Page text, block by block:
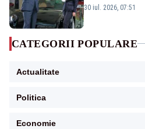
publice
30 iul. 2026, 07:51
CATEGORII POPULARE
Actualitate
Politica
Economie